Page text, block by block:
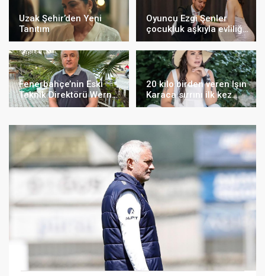
Uzak Şehir’den Yeni
Tanıtım
Oyuncu Ezgi Şenler
çocukluk aşkıyla evliliğe
ilk adımı attı
Fenerbahçe’nin Eski
Teknik Direktörü Werner
Lorant Hayatını Kaybetti
20 kilo birden veren Işın
Karaca sırrını ilk kez
açıkladı